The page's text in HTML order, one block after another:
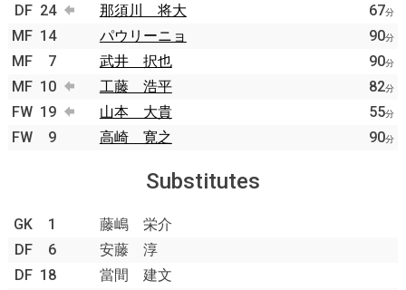
DF 24 那須川 将大 67分
MF 14 パウリーニョ 90分
MF 7 武井 択也 90分
MF 10 工藤 浩平 82分
FW 19 山本 大貴 55分
FW 9 高崎 寛之 90分
Substitutes
GK 1
藤嶋 栄介
DF
6
安藤 淳
DF 18
當間 建文